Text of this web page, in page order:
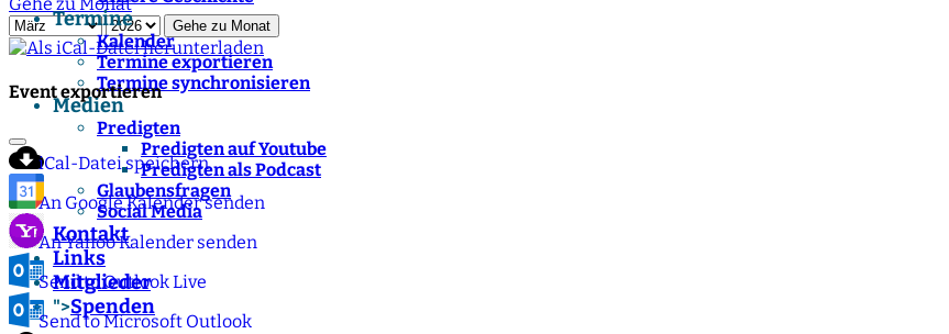
Termine
Kalender
Termine exportieren
Termine synchronisieren
Medien
Predigten
Predigten auf Youtube
Predigten als Podcast
Glaubensfragen
Social Media
Kontakt
Links
Mitglieder
">Spenden
Gehe zu Monat
Event exportieren
iCal-Datei speichern
An Google Kalender senden
An Yahoo Kalender senden
Send to Outlook Live
Send to Microsoft Outlook